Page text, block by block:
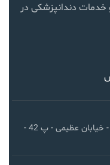
دندانپزشکی در
تهران - شهرک اکباتان - خیابان نفیسی - خیابان عظیمی - پ 42 -